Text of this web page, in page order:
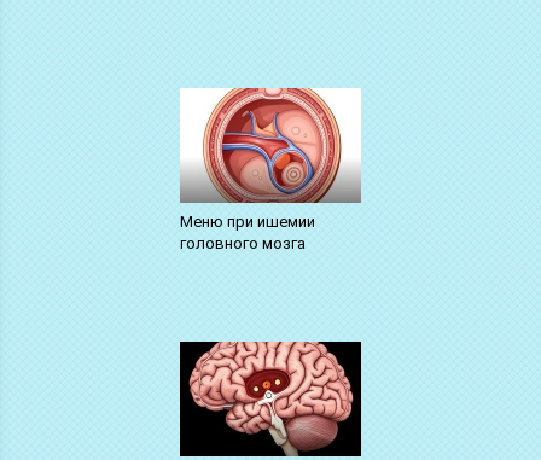
Меню при ишемии
головного мозга